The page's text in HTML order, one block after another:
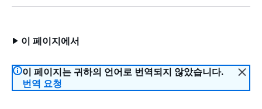
이 페이지에서
이 페이지는 귀하의 언어로 번역되지 않았습니다.
번역 요청